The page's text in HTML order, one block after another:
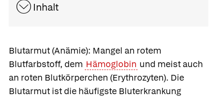
Inhalt
Blutarmut (Anämie): Mangel an rotem
Blutfarbstoff, dem Hämoglobin und meist auch
an roten Blutkörperchen (Erythrozyten). Die
Blutarmut ist die häufigste Bluterkrankung